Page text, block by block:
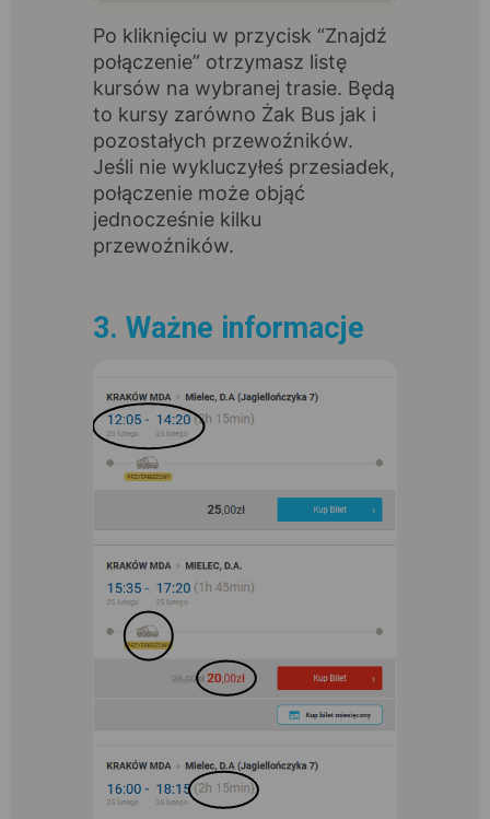
Po kliknięciu w przycisk “Znajdź
połączenie” otrzymasz listę
kursów na wybranej trasie. Będą
to kursy zarówno Żak Bus jak i
pozostałych przewoźników.
Jeśli nie wykluczyłeś przesiadek,
połączenie może objąć
jednocześnie kilku
przewoźników.
3. Ważne informacje